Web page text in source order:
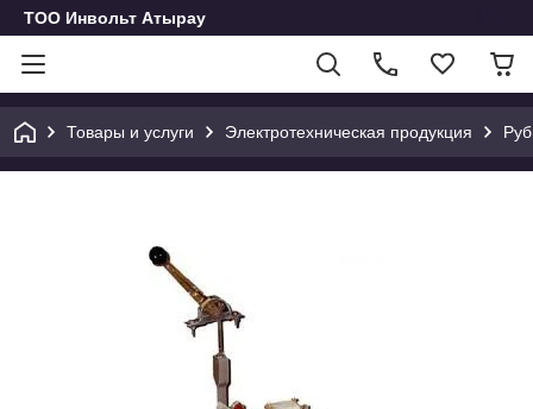
ТОО Инвольт Атырау
Товары и услуги Электротехническая продукция